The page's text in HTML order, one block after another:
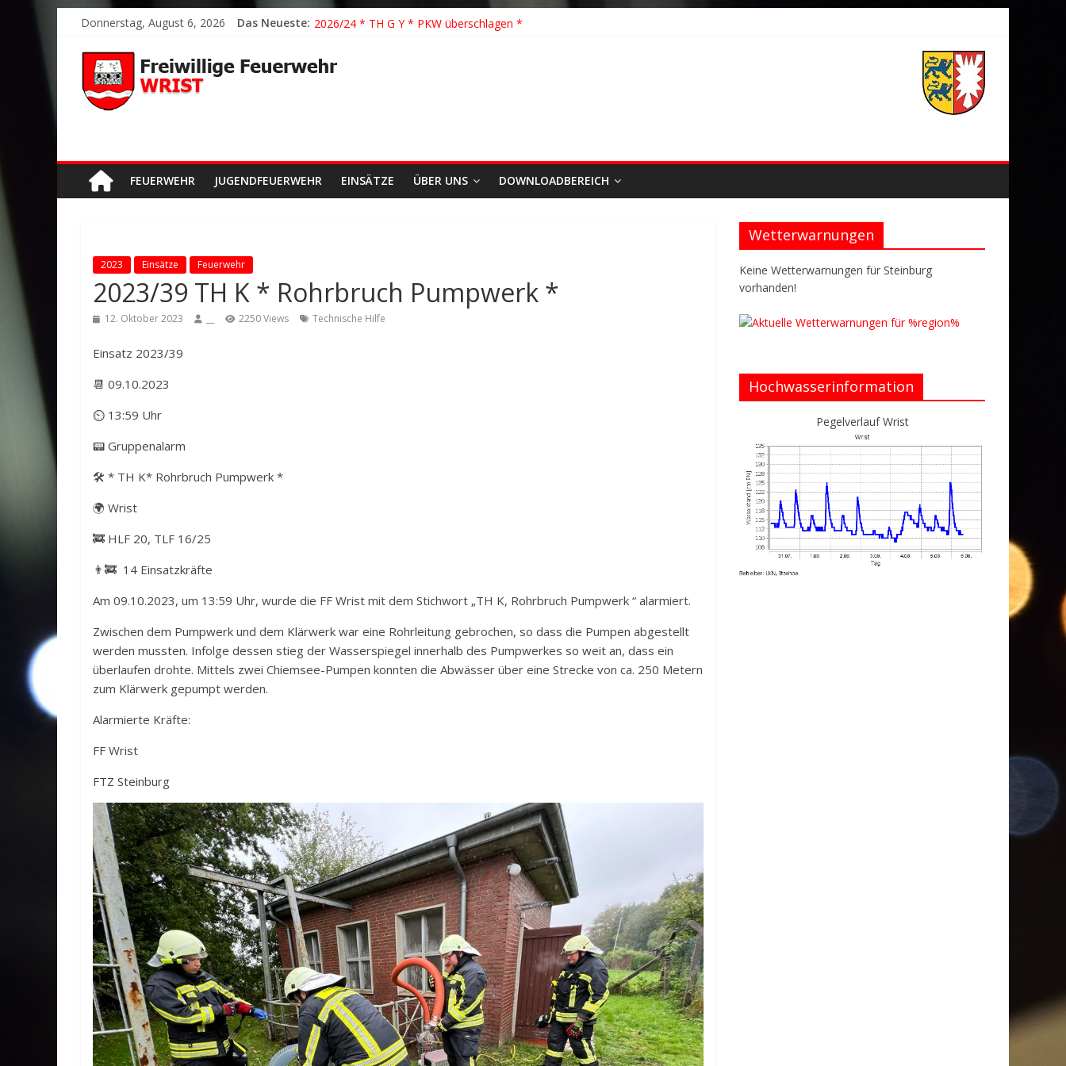
Donnerstag, August 6, 2026 Das Neueste: 2026/21 Löschhilfe * FEU WALD * Feuer/Rauchentwicklung * Föhrden-Barl *
2026/23 TH K Y * Person in festsitzendem Aufzug *
2026/22 TH Y * VU * 1 Person klemmt * Hingstheide
FEUERWEHR JUGENDFEUERWEHR EINSÄTZE ÜBER UNS DOWNLOADBEREICH
2023 Einsätze Feuerwehr
2023/39 TH K * Rohrbruch Pumpwerk *
12. Oktober 2023 2250 Views Technische Hilfe
Einsatz 2023/39
📆 09.10.2023
⏲ 13:59 Uhr
📟 Gruppenalarm
🛠️ * TH K* Rohrbruch Pumpwerk *
🌍 Wrist
🚒 HLF 20, TLF 16/25
👨‍🚒 14 Einsatzkräfte
Am 09.10.2023, um 13:59 Uhr, wurde die FF Wrist mit dem Stichwort „TH K, Rohrbruch Pumpwerk “ alarmiert.
Zwischen dem Pumpwerk und dem Klärwerk war eine Rohrleitung gebrochen, so dass die Pumpen abgestellt
werden mussten. Infolge dessen stieg der Wasserspiegel innerhalb des Pumpwerkes so weit an, dass ein
überlaufen drohte. Mittels zwei Chiemsee-Pumpen konnten die Abwässer über eine Strecke von ca. 250 Metern
zum Klärwerk gepumpt werden.
Alarmierte Kräfte:
FF Wrist
FTZ Steinburg
Wetterwarnungen
Keine Wetterwarnungen für Steinburg
vorhanden!
Hochwasserinformation
Pegelverlauf Wrist